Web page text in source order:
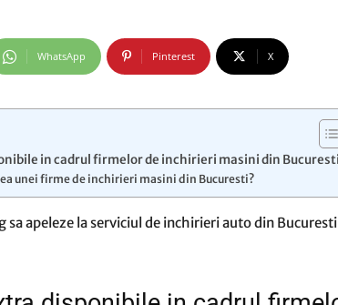
comunicate
WhatsApp Pinterest X
in cadrul firmelor de inchirieri masini din
unei firme de inchirieri masini din Bucuresti?
sa apeleze la serviciul de inchirieri auto din